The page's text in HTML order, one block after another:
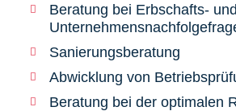
Beratung bei Erbschafts- und
Sanierungsberatung
Abwicklung von
Beratung bei der optimalen